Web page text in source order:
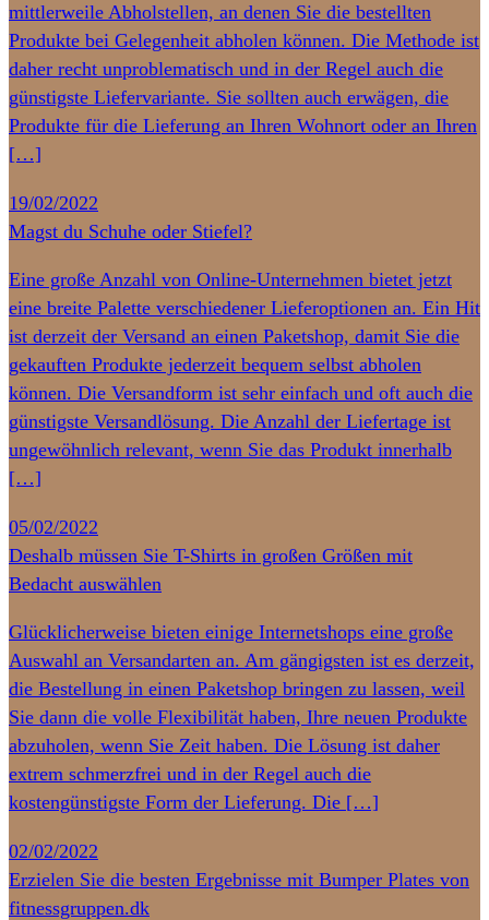
mittlerweile Abholstellen, an denen Sie die bestellten
Produkte bei Gelegenheit abholen können. Die Methode ist
daher recht unproblematisch und in der Regel auch die
günstigste Liefervariante. Sie sollten auch erwägen, die
Produkte für die Lieferung an Ihren Wohnort oder an Ihren
[…]
19/02/2022
Magst du Schuhe oder Stiefel?
Eine große Anzahl von Online-Unternehmen bietet jetzt
eine breite Palette verschiedener Lieferoptionen an. Ein Hit
ist derzeit der Versand an einen Paketshop, damit Sie die
gekauften Produkte jederzeit bequem selbst abholen
können. Die Versandform ist sehr einfach und oft auch die
günstigste Versandlösung. Die Anzahl der Liefertage ist
ungewöhnlich relevant, wenn Sie das Produkt innerhalb
[…]
05/02/2022
Deshalb müssen Sie T-Shirts in großen Größen mit
Bedacht auswählen
Glücklicherweise bieten einige Internetshops eine große
Auswahl an Versandarten an. Am gängigsten ist es derzeit,
die Bestellung in einen Paketshop bringen zu lassen, weil
Sie dann die volle Flexibilität haben, Ihre neuen Produkte
abzuholen, wenn Sie Zeit haben. Die Lösung ist daher
extrem schmerzfrei und in der Regel auch die
kostengünstigste Form der Lieferung. Die […]
02/02/2022
Erzielen Sie die besten Ergebnisse mit Bumper Plates von
fitnessgruppen.dk